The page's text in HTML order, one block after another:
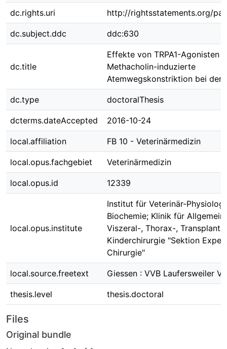
dc.rights.uri http://rightsstatements.org/
dc.subject.ddc ddc:630
dc.title
Effekte von TRPA1-Agonisten
Methacholin-induzierte
Atemwegskonstriktion bei der
dc.type doctoralThesis
dcterms.dateAccepted 2016-10-24
local.affiliation FB 10 - Veterinärmedizin
local.opus.fachgebiet Veterinärmedizin
local.opus.id 12339
local.opus.institute
Institut für Veterinär-
Biochemie; Klinik für
Viszeral-, Thorax-,
Kinderchirurgie "Sektion
Chirurgie"
local.source.freetext Giessen : VVB Laufersweiler
thesis.level thesis.doctoral
Files
Original bundle